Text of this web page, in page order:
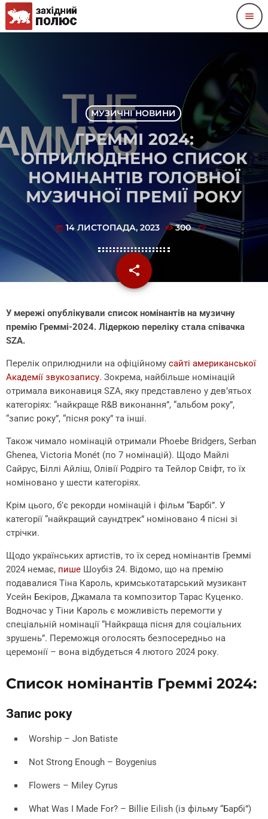
menu
МУЗИЧНІ НОВИНИ
ГРЕММІ 2024:
ОПРИЛЮДНЕНО СПИСОК
НОМІНАНТІВ ГОЛОВНОЇ
МУЗИЧНОЇ ПРЕМІЇ РОКУ
today 14 ЛИСТОПАДА, 2023 300
share
email
У мережі опублікували список номінантів на музичну
премію Греммі-2024. Лідеркою переліку стала співачка
SZA.
Перелік оприлюднили на офіційному сайті американської
Академії звукозапису. Зокрема, найбільше номінацій
отримала виконавиця SZA, яку представлено у дев’ятьох
категоріях: “найкраще R&B виконання”, “альбом року”,
“запис року”, “пісня року” та інші.
Також чимало номінацій отримали Phoebe Bridgers, Serban
Ghenea, Victoria Monét (по 7 номінацій). Щодо Майлі
Сайрус, Біллі Айліш, Олівії Родріго та Тейлор Свіфт, то їх
номіновано у шести категоріях.
Крім цього, б’є рекорди номінацій і фільм “Барбі”. У
категорії “найкращий саундтрек” номіновано 4 пісні зі
стрічки.
Щодо українських артистів, то їх серед номінантів Греммі
2024 немає, пише Шоубіз 24. Відомо, що на премію
подавалися Тіна Кароль, кримськотатарський музикант
Усейн Бекіров, Джамала та композитор Тарас Куценко.
Водночас у Тіни Кароль є можливість перемогти у
спеціальній номінації “Найкраща пісня для соціальних
зрушень”. Переможця оголосять безпосередньо на
церемонії – вона відбудеться 4 лютого 2024 року.
Список номінантів Греммі 2024:
Запис року
Worship – Jon Batiste
Not Strong Enough – Boygenius
Flowers – Miley Cyrus
What Was I Made For? – Billie Eilish (із фільму “Барбі”)